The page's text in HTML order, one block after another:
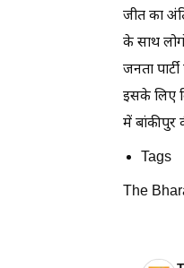
जीत का
के साथ
जनता
इसके लिए
में बांकीपुर
Tags
The